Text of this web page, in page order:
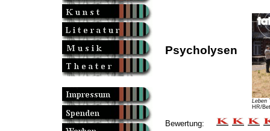
Psycholysen
Leben
HR/
Bewertung: